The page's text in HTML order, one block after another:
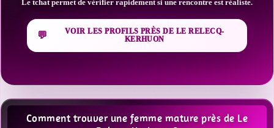
Le tchat permet de vérifier rapidement si une rencontre est réaliste.
VOIR LES PROFILS PRÈS DE LE RELECQ-
KERHUON
Comment trouver une femme mature près de Le